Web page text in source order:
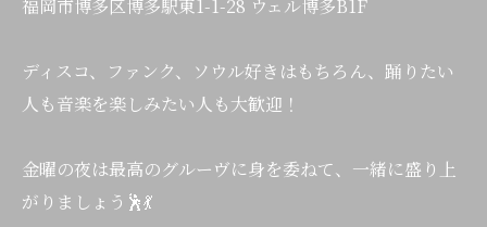
福岡市博多区博多駅東1-1-28 ウェル博多B1F
ディスコ、ファンク、ソウル好きはもちろん、踊りたい
人も音楽を楽しみたい人も大歓迎！
金曜の夜は最高のグルーヴに身を委ねて、一緒に盛り上
がりましょう🕺💃